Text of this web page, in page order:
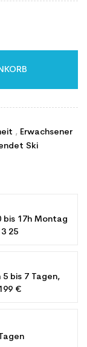
, Erwachsener
Ski
bis 17h Montag
25
5 bis 7 Tagen,
€